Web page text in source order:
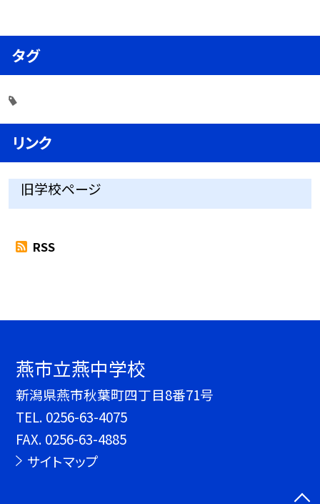
タグ
リンク
旧学校ページ
RSS
燕市立燕中学校
新潟県燕市秋葉町四丁目8番71号
TEL. 0256-63-4075
FAX. 0256-63-4885
サイトマップ